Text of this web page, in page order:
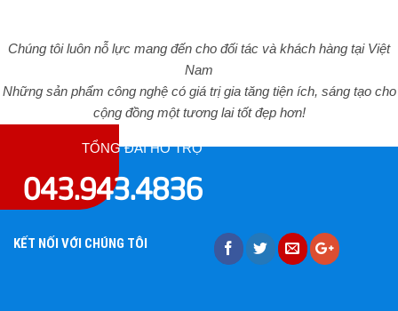
Chúng tôi luôn nỗ lực mang đến cho đối tác và khách hàng tại Việt
Nam
Những sản phẩm công nghệ có giá trị gia tăng tiện ích, sáng tạo cho
cộng đồng một tương lai tốt đẹp hơn!
TỔNG ĐÀI HỖ TRỢ
043.943.4836
KẾT NỐI VỚI CHÚNG TÔI